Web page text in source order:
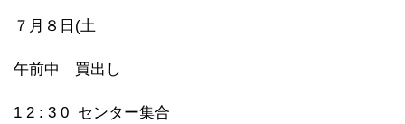
７月８日(土
午前中 買出し
1 2 : 3 0 センター集合